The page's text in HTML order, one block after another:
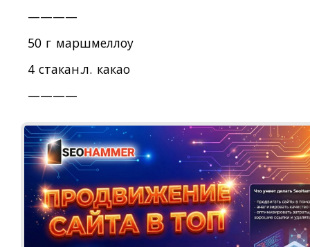
————
50 г маршмеллоу
4 стакан.л. какао
————